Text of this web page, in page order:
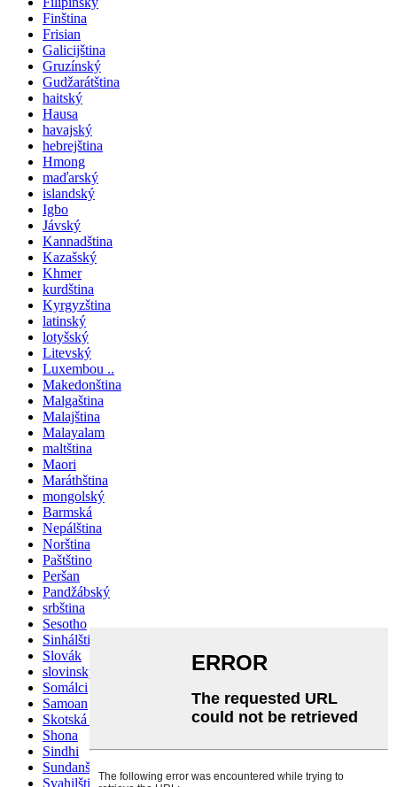
Finština
Frisian
Galicijština
Gruzínský
Gudžarátština
haitský
Hausa
havajský
hebrejština
Hmong
maďarský
islandský
Igbo
Jávský
Kannadština
Kazašský
Khmer
kurdština
Kyrgyzština
latinský
lotyšský
Litevský
Luxembou ..
Makedonština
Malgaština
Malajština
Malayalam
maltština
Maori
Maráthština
mongolský
Barmská
Nepálština
Norština
Paštštino
Peršan
Pandžábský
srbština
Sesotho
Sinhálština
Slovák
slovinský
Somálci
Samoan
Skotská gaelština
Shona
Sindhi
Sundanština
Svahilština